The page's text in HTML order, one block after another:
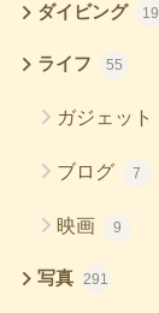
ダイビング 19
ライフ 55
ガジェット
ブログ 7
映画 9
写真 291